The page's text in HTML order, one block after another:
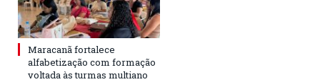
Maracanã fortalece
alfabetização com formação
voltada às turmas multiano